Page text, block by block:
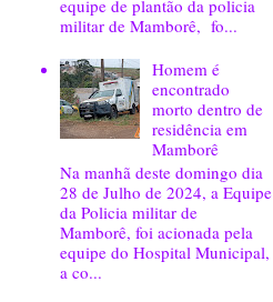
equipe de plantão da policia
militar de Mamborê, fo...
Homem é
encontrado
morto dentro de
residência em
Mamborê
Na manhã deste domingo dia
28 de Julho de 2024, a Equipe
da Policia militar de
Mamborê, foi acionada pela
equipe do Hospital Municipal,
a co...